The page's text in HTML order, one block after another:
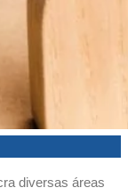
diversas áreas